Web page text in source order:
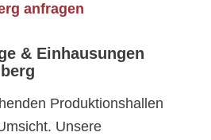
anfragen
& Einhausungen
Produktionshallen
Unsere